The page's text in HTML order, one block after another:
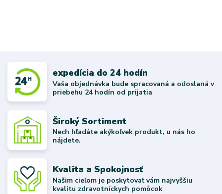
expedícia do 24 hodín
Vaša objednávka bude spracovaná a odoslaná v
priebehu 24 hodín od prijatia
Široký Sortiment
Nech hľadáte akýkoľvek produkt, u nás ho
nájdete.
Kvalita a Spokojnosť
Našim cieľom je poskytovať vám najvyššiu
kvalitu zdravotníckych pomôcok